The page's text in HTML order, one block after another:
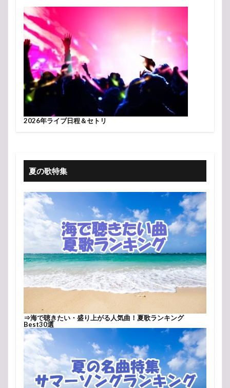
2026年ライブ日程＆セトリ
夏の歌特集
⇒海で聴きたい・盛り上がる人気曲！夏歌ランキング
Best30選